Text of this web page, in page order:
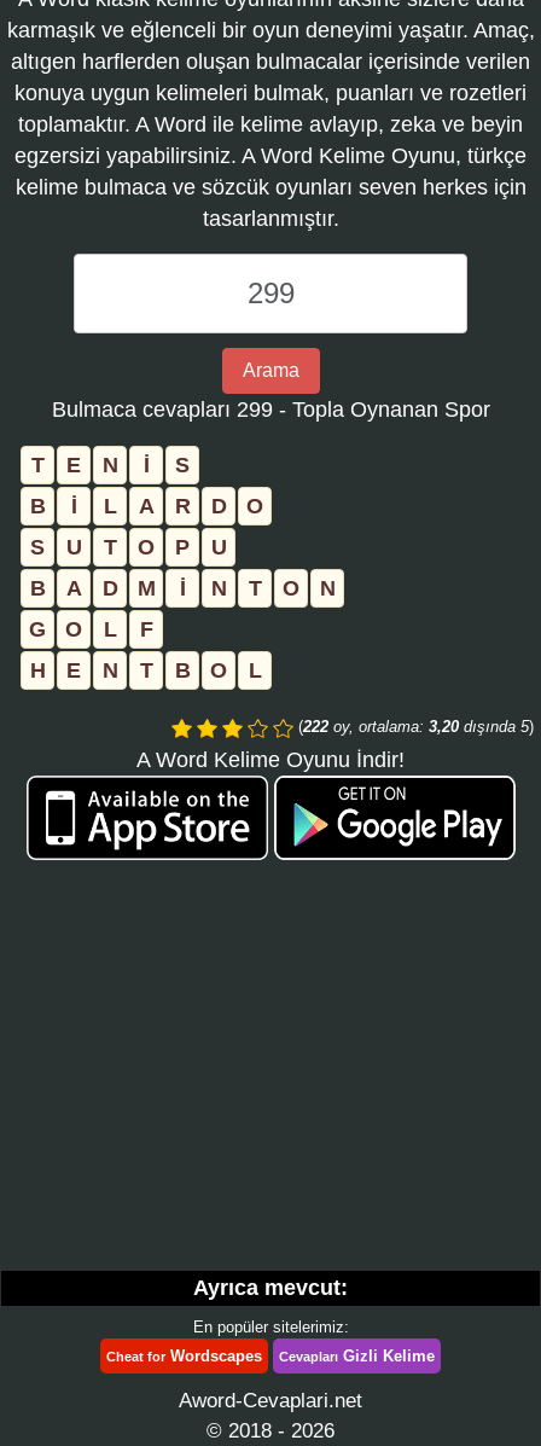
karmaşık ve eğlenceli bir oyun deneyimi yaşatır. Amaç,
altıgen harflerden oluşan bulmacalar içerisinde verilen
konuya uygun kelimeleri bulmak, puanları ve rozetleri
toplamaktır. A Word ile kelime avlayıp, zeka ve beyin
egzersizi yapabilirsiniz. A Word Kelime Oyunu, türkçe
kelime bulmaca ve sözcük oyunları seven herkes için
tasarlanmıştır.
Word
Kelime
Oyunu
bulmaca
numarasını
ve
aramayı
Arama
Bulmaca cevapları 299 - Topla Oynanan Spor
T E N İ
S
B
İ L A R D
O
S
U T O P
U
B
A D M İ N T O
N
G
O L
F
H
E N T B O L
(222 oy, ortalama: 3,20 dışında 5)
A Word Kelime Oyunu İndir!
Ayrıca mevcut:
En popüler sitelerimiz:
Cheat forWordscapes Cevapları Gizli Kelime
Aword-Cevaplari.net
© 2018 - 2026